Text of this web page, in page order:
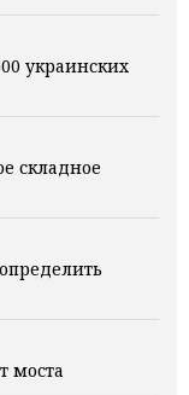
украинских
складное
моста